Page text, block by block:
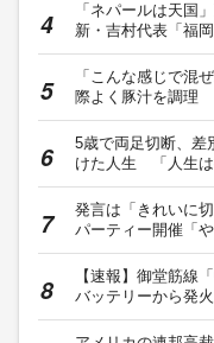
「ネパールは天国
新・吉村代表「福
「こんな感じで混
際よく豚汁を調
5歳で両足切断、差
けた人生 「人生
発言は「きれいに
パーティー開催「
【速報】御堂筋線
バッテリーから